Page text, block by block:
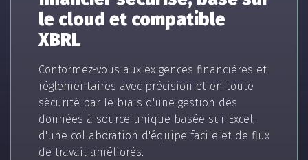
le cloud et compatible
XBRL
Conformez-vous aux exigences financières et
réglementaires avec précision et en toute
sécurité par le biais d'une gestion des
données à source unique basée sur Excel,
d'une collaboration d'équipe facile et de flux
de travail améliorés.